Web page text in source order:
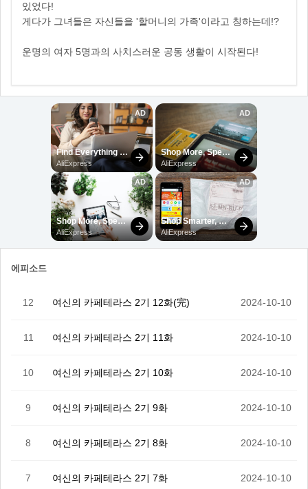
있었다!
게다가 그녀들은 자신들을 '할머니의 가족'이라고 칭하는데!?
운명의 여자 5명과의 사치스러운 공동 생활이 시작된다!
에피소드
12 여신의 카페테라스 2기 12화(完) 2024-10-10
11 여신의 카페테라스 2기 11화 2024-10-10
10 여신의 카페테라스 2기 10화 2024-10-10
9 여신의 카페테라스 2기 9화 2024-10-10
8 여신의 카페테라스 2기 8화 2024-10-10
7 여신의 카페테라스 2기 7화 2024-10-10